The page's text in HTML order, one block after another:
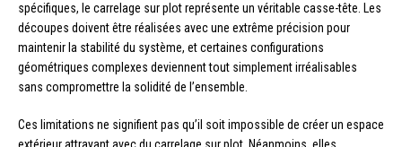
spécifiques, le carrelage sur plot représente un véritable casse-tête. Les
découpes doivent être réalisées avec une extrême précision pour
maintenir la stabilité du système, et certaines configurations
géométriques complexes deviennent tout simplement irréalisables
sans compromettre la solidité de l’ensemble.
Ces limitations ne signifient pas qu’il soit impossible de créer un espace